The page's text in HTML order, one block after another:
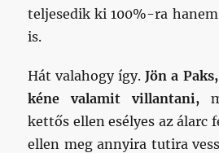
teljesedik ki 100%-ra
is.
Hát valahogy így.Jön a
kéne valamit villantani,
kettős ellen esélyes az álarc
ellen meg annyira tutira